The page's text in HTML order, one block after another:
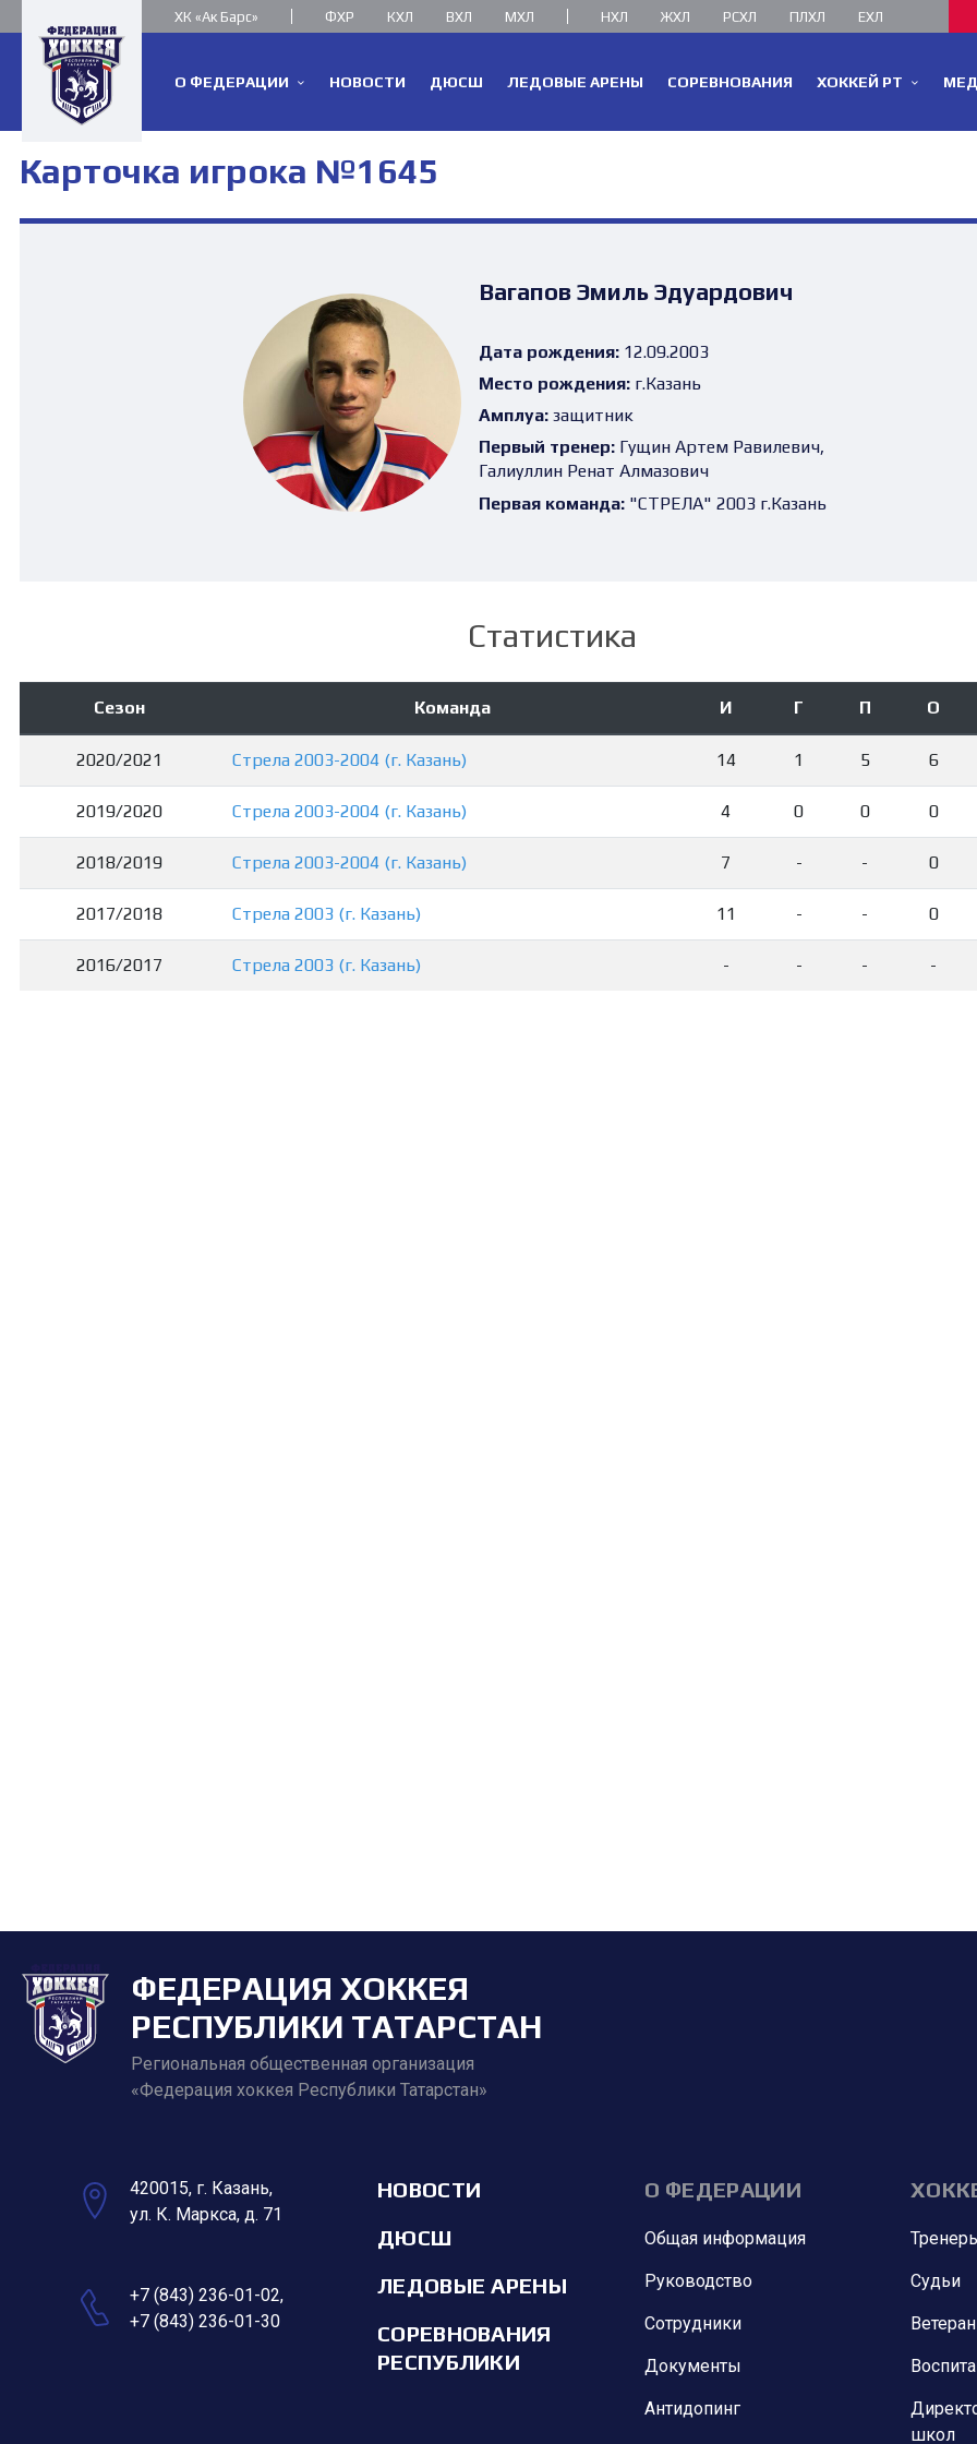
ХК «Ак Барс» ФХР КХЛ ВХЛ МХЛ НХЛ ЖХЛ РСХЛ ПЛХЛ ЕХЛ
О ФЕДЕРАЦИИ НОВОСТИ ДЮСШ ЛЕДОВЫЕ АРЕНЫ СОРЕВНОВАНИЯ ХОККЕЙ РТ
Карточка игрока №1645
Вагапов Эмиль Эдуардович
Дата рождения:12.09.2003
Место рождения:г.Казань
Амплуа:защитник
Первый тренер:Гущин Артем Равилевич,
Галиуллин Ренат Алмазович
Первая команда:"СТРЕЛА" 2003 г.Казань
Статистика
Сезон Команда И Г П О
2020/2021 Стрела 2003-2004 (г. Казань) 14 1 5 6
2019/2020 Стрела 2003-2004 (г. Казань) 4 0 0 0
2018/2019 Стрела 2003-2004 (г. Казань) 7 - - 0
2017/2018 Стрела 2003 (г. Казань) 11 - - 0
2016/2017 Стрела 2003 (г. Казань) - - - -
ФЕДЕРАЦИЯ ХОККЕЯ
РЕСПУБЛИКИ ТАТАРСТАН
Региональная общественная организация
«Федерация хоккея Республики Татарстан»
420015, г. Казань,
ул. К. Маркса, д. 71
+7 (843) 236-01-02,
+7 (843) 236-01-30
НОВОСТИ
ДЮСШ
ЛЕДОВЫЕ АРЕНЫ
СОРЕВНОВАНИЯ
РЕСПУБЛИКИ
О ФЕДЕРАЦИИ
Общая информация
Руководство
Сотрудники
Документы
Антидопинг
Судьи
школ